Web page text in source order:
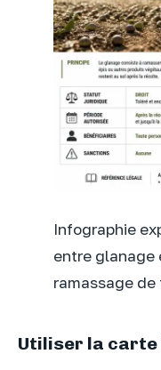
Infographie
entre glanage
ramassage
Utiliser la